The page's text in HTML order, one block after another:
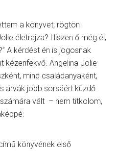
a könyvet, rögtön
életrajza? Hiszen ő még él,
A kérdést én is jogosnak
kézenfekvő. Angelina Jolie
mind családanyaként,
árvák jobb sorsáért küzdő
vált – nem titkolom,
könyvének első